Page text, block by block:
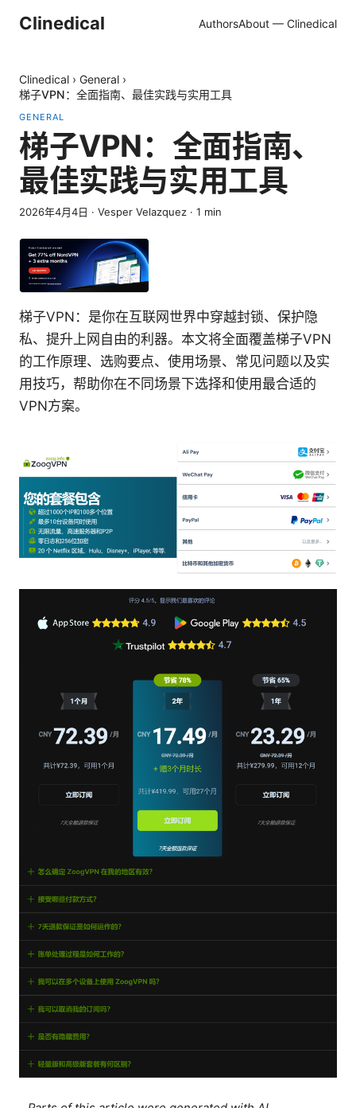
Clinedical AuthorsAbout — Clinedical
Clinedical › General ›
梯子VPN：全面指南、最佳实践与实用工具
GENERAL
梯子VPN：全面指南、
最佳实践与实用工具
2026年4月4日 · Vesper Velazquez · 1 min
梯子VPN：是你在互联网世界中穿越封锁、保护隐
私、提升上网自由的利器。本文将全面覆盖梯子VPN
的工作原理、选购要点、使用场景、常见问题以及实
用技巧，帮助你在不同场景下选择和使用最合适的
VPN方案。